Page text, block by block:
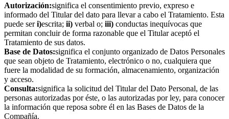
Autorización:significa el consentimiento previo, expreso e
informado del Titular del dato para llevar a cabo el Tratamiento. Esta
puede seri)escrita; ii) verbal o; iii) conductas inequívocas que
permitan concluir de forma razonable que el Titular aceptó el
Tratamiento de sus datos.
Base de Datos:significa el conjunto organizado de Datos Personales
que sean objeto de Tratamiento, electrónico o no, cualquiera que
fuere la modalidad de su formación, almacenamiento, organización
y acceso.
Consulta:significa la solicitud del Titular del Dato Personal, de las
personas autorizadas por éste, o las autorizadas por ley, para conocer
la información que reposa sobre él en las Bases de Datos de la
Compañía.